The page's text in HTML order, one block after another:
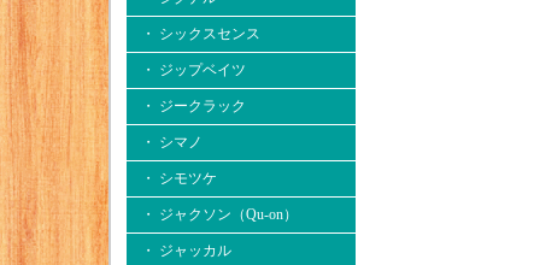
・ シックスセンス
・ ジップベイツ
・ ジークラック
・ シマノ
・ シモツケ
・ ジャクソン（Qu-on）
・ ジャッカル